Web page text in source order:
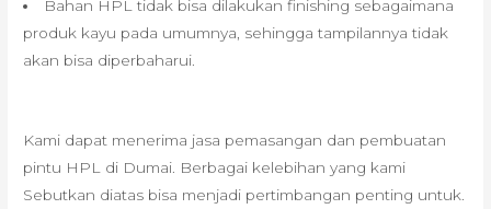
Bahan HPL tidak bisa dilakukan finishing sebagaimana
produk kayu pada umumnya, sehingga tampilannya tidak
akan bisa diperbaharui.
Kami dapat menerima jasa pemasangan dan pembuatan
pintu HPL di Dumai. Berbagai kelebihan yang kami
Sebutkan diatas bisa menjadi pertimbangan penting untuk.